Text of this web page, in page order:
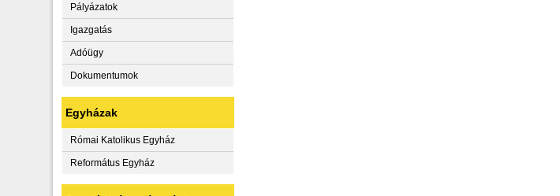
Pályázatok
Igazgatás
Adóügy
Dokumentumok
Egyházak
Római Katolikus Egyház
Református Egyház